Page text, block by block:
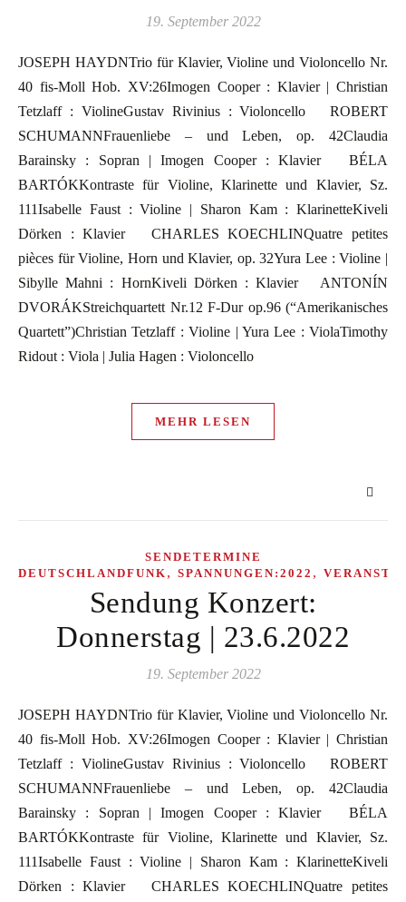
19. September 2022
JOSEPH HAYDNTrio für Klavier, Violine und Violoncello Nr.
40 fis-Moll Hob. XV:26Imogen Cooper : Klavier | Christian
Tetzlaff : ViolineGustav Rivinius : Violoncello ROBERT
SCHUMANNFrauenliebe – und Leben, op. 42Claudia
Barainsky : Sopran | Imogen Cooper : Klavier BÉLA
BARTÓKKontraste für Violine, Klarinette und Klavier, Sz.
111Isabelle Faust : Violine | Sharon Kam : KlarinetteKiveli
Dörken : Klavier CHARLES KOECHLINQuatre petites
pièces für Violine, Horn und Klavier, op. 32Yura Lee : Violine |
Sibylle Mahni : HornKiveli Dörken : Klavier ANTONÍN
DVORÁKStreichquartett Nr.12 F-Dur op.96 (“Amerikanisches
Quartett”)Christian Tetzlaff : Violine | Yura Lee : ViolaTimothy
Ridout : Viola | Julia Hagen : Violoncello
MEHR LESEN
SENDETERMINE
DEUTSCHLANDFUNK , SPANNUNGEN:2022 ,
Sendung Konzert:
Donnerstag | 23.6.2022
19. September 2022
JOSEPH HAYDNTrio für Klavier, Violine und Violoncello Nr.
40 fis-Moll Hob. XV:26Imogen Cooper : Klavier | Christian
Tetzlaff : ViolineGustav Rivinius : Violoncello ROBERT
SCHUMANNFrauenliebe – und Leben, op. 42Claudia
Barainsky : Sopran | Imogen Cooper : Klavier BÉLA
BARTÓKKontraste für Violine, Klarinette und Klavier, Sz.
111Isabelle Faust : Violine | Sharon Kam : KlarinetteKiveli
Dörken : Klavier CHARLES KOECHLINQuatre petites